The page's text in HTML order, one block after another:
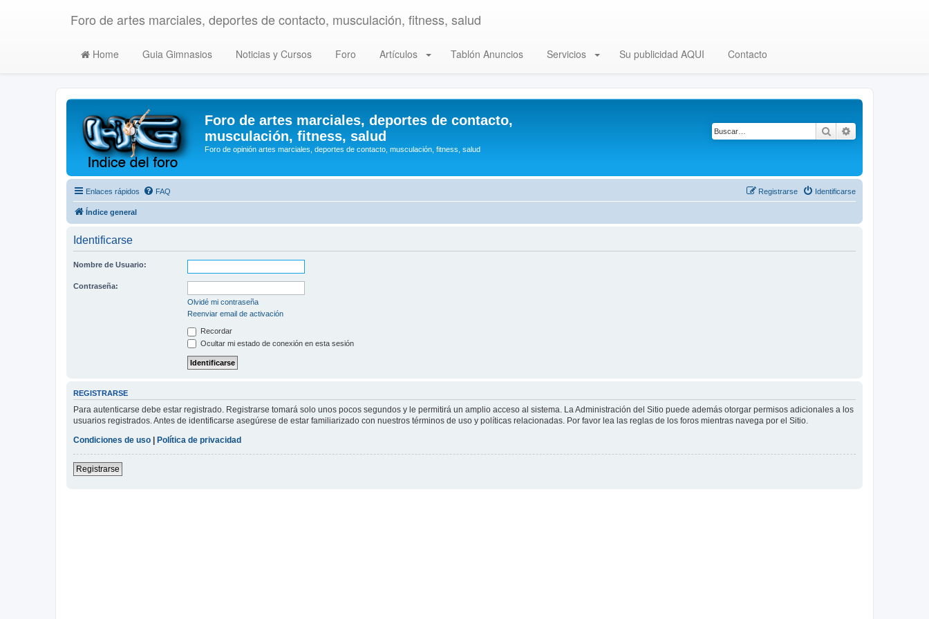
Foro de artes marciales, deportes de contacto, musculación, fitness, salud
Home Guia Gimnasios Noticias y Cursos Foro Artículos Tablón Anuncios Servicios Su publicidad AQUI Contacto
Foro de artes marciales, deportes de contacto,
musculación, fitness, salud
Foro de opinión artes marciales, deportes de contacto, musculación, fitness, salud
Buscar
Enlaces rápidos FAQ Identificarse
Registrarse
Índice general
Identificarse
Nombre de Usuario:
Contraseña:
Olvidé mi contraseña
Reenviar email de activación
Recordar
Ocultar mi estado de conexión en esta sesión
REGISTRARSE
Para autenticarse debe estar registrado. Registrarse tomará solo unos pocos segundos y le permitirá un amplio acceso al sistema. La Administración del Sitio puede además otorgar permisos adicionales a los
usuarios registrados. Antes de identificarse asegúrese de estar familiarizado con nuestros términos de uso y políticas relacionadas. Por favor lea las reglas de los foros mientras navega por el Sitio.
Condiciones de uso | Política de privacidad
Registrarse